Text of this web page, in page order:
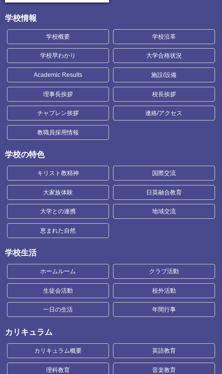
学校情報
学校概要 学校沿革
学校早わかり 大学合格状況
Academic Results 施設/設備
理事長挨拶 校長挨拶
チャプレン挨拶 連絡/アクセス
教職員採用情報
学校の特色
キリスト教精神 国際交流
大家族体験 日英融合教育
大学との連携 地域交流
恵まれた自然
学校生活
ホームルーム クラブ活動
生徒会活動 校外活動
一日の生活 年間行事
カリキュラム
カリキュラム概要 英語教育
理科教育 音楽教育